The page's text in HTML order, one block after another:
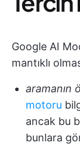
Google AI
mantıklı
aramanın
motoru
ancak bu
bunlara